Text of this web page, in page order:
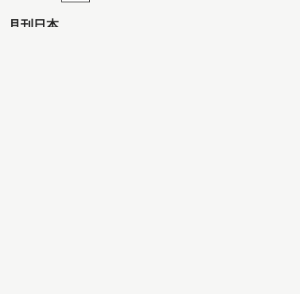
月刊日本